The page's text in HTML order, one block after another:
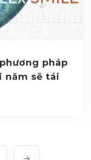
pháp
năm sẽ tái